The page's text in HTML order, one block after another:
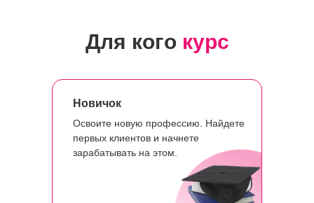
Для кого курс
Новичок
Освоите новую профессию. Найдете
первых клиентов и начнете
зарабатывать на этом.